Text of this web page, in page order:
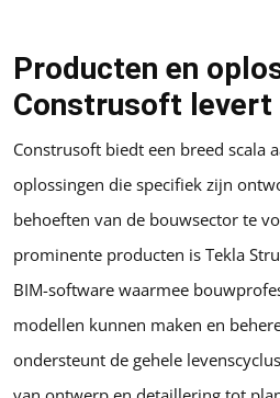
Producten en
Construsoft levert
Construsoft biedt een breed scala
oplossingen die specifiek zijn
behoeften van de bouwsector te
prominente producten is Tekla
BIM-software waarmee
modellen kunnen maken en
ondersteunt de gehele